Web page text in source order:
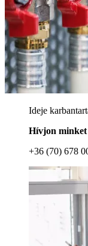
Ideje
Hívjon minket
+36 (70) 678